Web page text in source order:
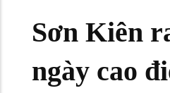
Sơn Kiên
ngày cao